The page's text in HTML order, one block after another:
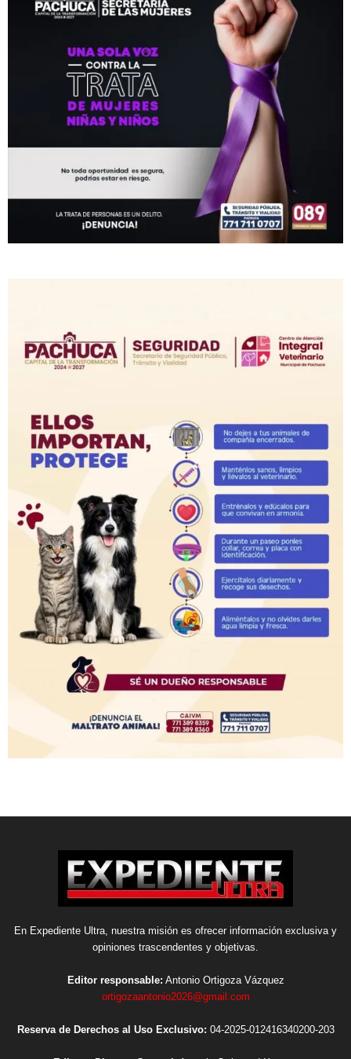
En Expediente Ultra, nuestra misión es ofrecer información exclusiva y
opiniones trascendentes y objetivas.
Editor responsable: Antonio Ortigoza Vázquez
ortigozaantonio2026@gmail.com
Reserva de Derechos al Uso Exclusivo: 04-2025-012416340200-203